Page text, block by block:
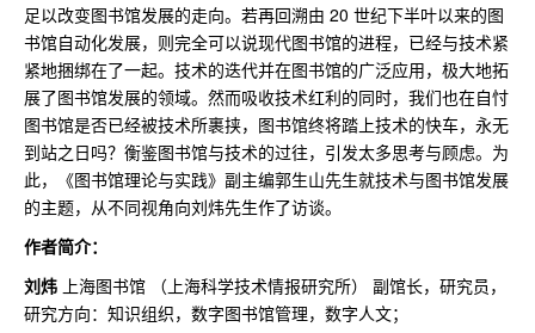
足以改变图书馆发展的走向。若再回溯由 20 世纪下半叶以来的图
书馆自动化发展，则完全可以说现代图书馆的进程，已经与技术紧
紧地捆绑在了一起。技术的迭代并在图书馆的广泛应用，极大地拓
展了图书馆发展的领域。然而吸收技术红利的同时，我们也在自忖
图书馆是否已经被技术所裹挟，图书馆终将踏上技术的快车，永无
到站之日吗？衡鉴图书馆与技术的过往，引发太多思考与顾虑。为
此，《图书馆理论与实践》副主编郭生山先生就技术与图书馆发展
的主题，从不同视角向刘炜先生作了访谈。
作者简介：
刘炜 上海图书馆 （上海科学技术情报研究所） 副馆长，研究员，
研究方向：知识组织，数字图书馆管理，数字人文；